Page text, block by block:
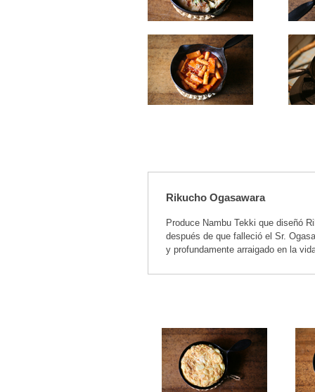
Rikucho Ogasawara
Produce Nambu Tekki que diseñó
después de que falleció el Sr.
y profundamente arraigado en la